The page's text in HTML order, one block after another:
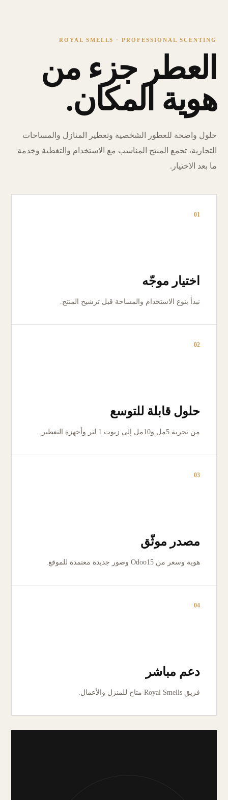
ROYAL SMELLS · PROFESSIONAL SCENTING
العطر جزء من
هوية المكان.
حلول واضحة للعطور الشخصية وتعطير المنازل والمساحات
التجارية، تجمع المنتج المناسب مع الاستخدام والتغطية وخدمة
ما بعد الاختيار.
01
اختيار موجّه
نبدأ بنوع الاستخدام والمساحة قبل ترشيح المنتج.
02
حلول قابلة للتوسع
من تجربة 5مل و10مل إلى زيوت 1 لتر وأجهزة التعطير.
03
مصدر موثّق
هوية وسعر من Odoo15 وصور جديدة معتمدة للموقع.
04
دعم مباشر
فريق Royal Smells متاح للمنزل والأعمال.